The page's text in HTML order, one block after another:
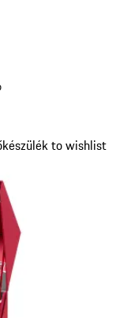
to wishlist